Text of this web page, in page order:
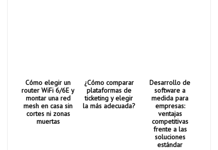
Cómo elegir un
router WiFi 6/6E y
montar una red
mesh en casa sin
cortes ni zonas
muertas
¿Cómo comparar
plataformas de
ticketing y elegir
la más adecuada?
Desarrollo de
software a
medida para
empresas:
ventajas
competitivas
frente a las
soluciones
estándar